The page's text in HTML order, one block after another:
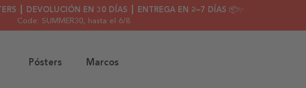
┃ DEVOLUCIÓN EN 30 DÍAS ┃ ENTREGA EN 2–7 DÍAS 📦✨
Code: SUMMER30, hasta el 6/8
Pósters Marcos